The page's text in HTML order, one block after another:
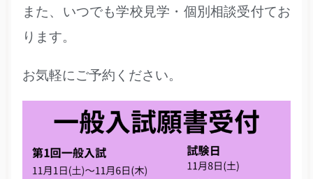
また、いつでも学校見学・個別相談受付てお
ります。
お気軽にご予約ください。